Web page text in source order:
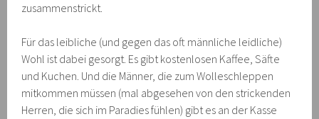
zusammenstrickt.
Für das leibliche (und gegen das oft männliche leidliche)
Wohl ist dabei gesorgt. Es gibt kostenlosen Kaffee, Säfte
und Kuchen. Und die Männer, die zum Wolleschleppen
mitkommen müssen (mal abgesehen von den strickenden
Herren, die sich im Paradies fühlen) gibt es an der Kasse